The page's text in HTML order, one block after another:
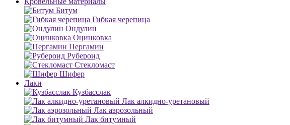
Битум
Гибкая черепица
Ондулин
Оцинковка
Пергамин
Рубероид
Стекломаст
Шифер
Лаки
Кузбасслак
Лак алкидно-уретановый
Лак аэрозольный
Лак битумный